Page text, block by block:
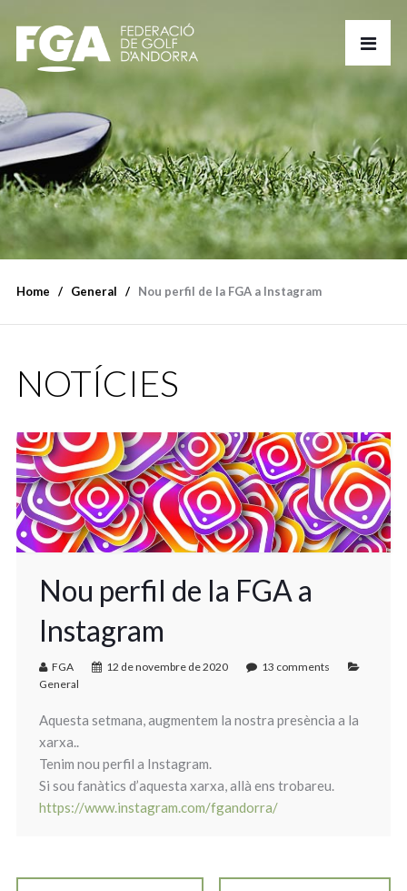
Home General Nou perfil de la FGA a Instagram
NOTÍCIES
Nou perfil de la FGA a
Instagram
FGA 12 de novembre de 2020
13 comments
General
Aquesta setmana, augmentem la nostra presència a la
xarxa..
Tenim nou perfil a Instagram.
Si sou fanàtics d’aquesta xarxa, allà ens trobareu.
https://www.instagram.com/fgandorra/